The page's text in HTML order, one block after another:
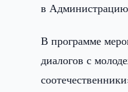
в Администрацию
В программе
диалогов с